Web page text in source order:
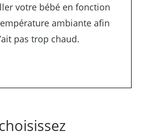
votre bébé en fonction
ambiante afin
pas trop chaud.